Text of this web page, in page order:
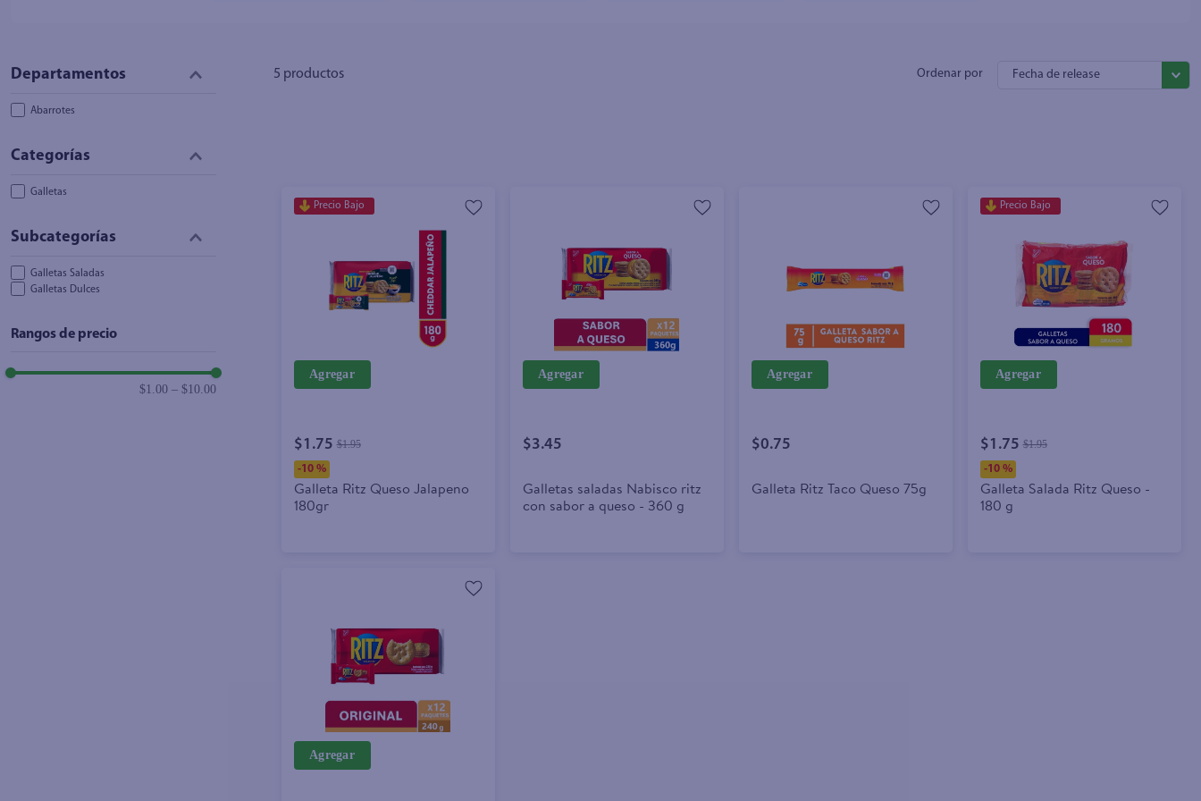
Abarrotes
Galletas
Galletas Saladas
Galletas Dulces
Rangos de precio
$1.00 – $10.00
5 productos Fecha de release
Agregar
$1.95
$1.75
-10 %
Galleta Ritz Queso Jalapeno
180gr
Precio Bajo
Agregar
$3.45
Galletas saladas Nabisco ritz
con sabor a queso - 360 g
Agregar
$0.75
Galleta Ritz Taco Queso 75g
Agregar
$1.95
$1.75
-10 %
Galleta Salada Ritz Queso -
180 g
Precio Bajo
Agregar